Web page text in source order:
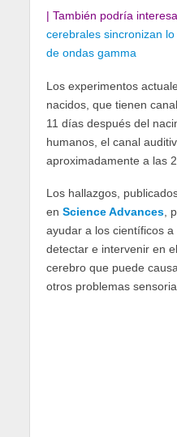
| También podría
cerebrales sincronizan
de ondas gamma
Los experimentos
nacidos, que tienen
11 días después del
humanos, el canal
aproximadamente a las
Los hallazgos,
en Science Advances,
ayudar a los científicos
detectar e intervenir en
cerebro que puede
otros problemas